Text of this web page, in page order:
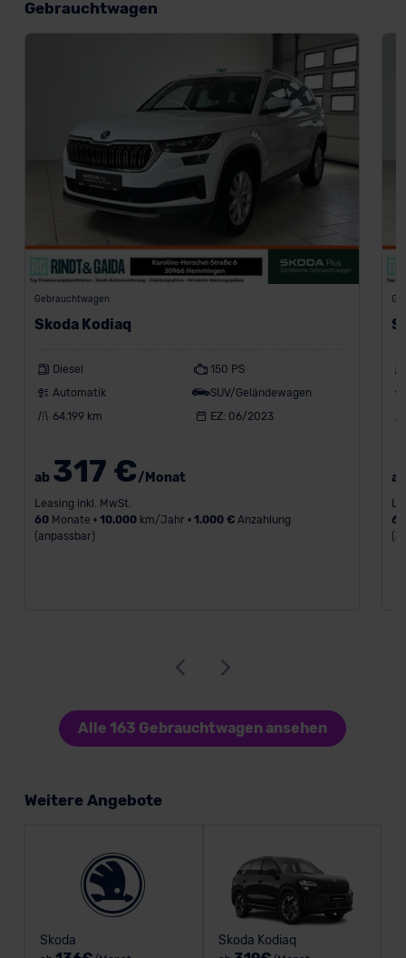
Gebrauchtwagen
Gebrauchtwagen
Skoda Kodiaq
Diesel
150 PS
Automatik
SUV/Geländewagen
64.199 km
EZ: 06/2023
ab 317 €/Monat
Leasing inkl. MwSt.
60Monate • 10.000km/Jahr • 1.000 €Anzahlung
(anpassbar)
60
Alle 163 Gebrauchtwagen ansehen
Weitere Angebote
Skoda Skoda Kodiaq